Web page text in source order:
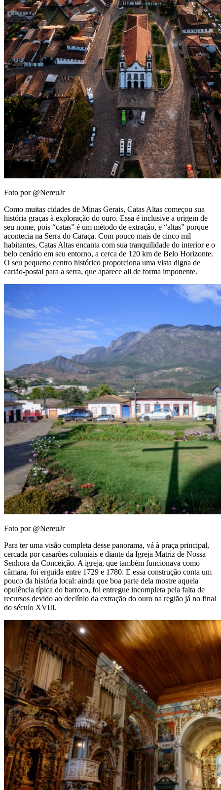
Foto por @NereuJr
Como muitas cidades de Minas Gerais, Catas Altas começou sua
história graças à exploração do ouro. Essa é inclusive a origem de
seu nome, pois “catas” é um método de extração, e “altas” porque
acontecia na Serra do Caraça. Com pouco mais de cinco mil
habitantes, Catas Altas encanta com sua tranquilidade do interior e o
belo cenário em seu entorno, a cerca de 120 km de Belo Horizonte.
O seu pequeno centro histórico proporciona uma vista digna de
cartão-postal para a serra, que aparece ali de forma imponente.
Foto por @NereuJr
Para ter uma visão completa desse panorama, vá à praça principal,
cercada por casarões coloniais e diante da Igreja Matriz de Nossa
Senhora da Conceição. A igreja, que também funcionava como
câmara, foi erguida entre 1729 e 1780. E essa construção conta um
pouco da história local: ainda que boa parte dela mostre aquela
opulência típica do barroco, foi entregue incompleta pela falta de
recursos devido ao declínio da extração do ouro na região já no final
do século XVIII.